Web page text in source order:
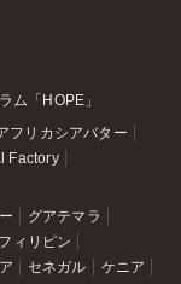
ム「HOPE」
フリカシアバター
Factory
グアテマラ
フィリピン
セネガル ケニア